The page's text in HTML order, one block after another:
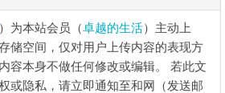
）为本站会员（卓越的生活）主动上
储空间，仅对用户上传内容的表现方
容本身不做任何修改或编辑。 若此文
或隐私，请立即通知至和网（发送邮